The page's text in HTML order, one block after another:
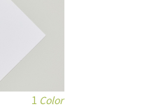
1 Color